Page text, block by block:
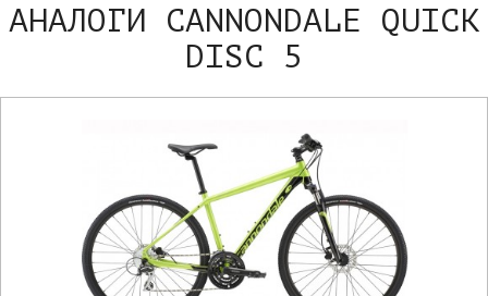
АНАЛОГИ CANNONDALE QUICK
DISC 5